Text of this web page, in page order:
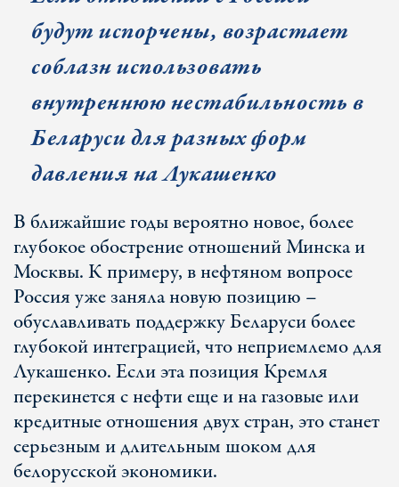
будут испорчены, возрастает
соблазн использовать
внутреннюю нестабильность в
Беларуси для разных форм
давления на Лукашенко
В ближайшие годы вероятно новое, более
глубокое обострение отношений Минска и
Москвы. К примеру, в нефтяном вопросе
Россия уже заняла новую позицию –
обуславливать поддержку Беларуси более
глубокой интеграцией, что неприемлемо для
Лукашенко. Если эта позиция Кремля
перекинется с нефти еще и на газовые или
кредитные отношения двух стран, это станет
серьезным и длительным шоком для
белорусской экономики.